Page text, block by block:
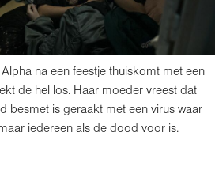
na een feestje thuiskomt met een
de hel los. Haar moeder vreest dat
besmet is geraakt met een virus waar
iedereen als de dood voor is.